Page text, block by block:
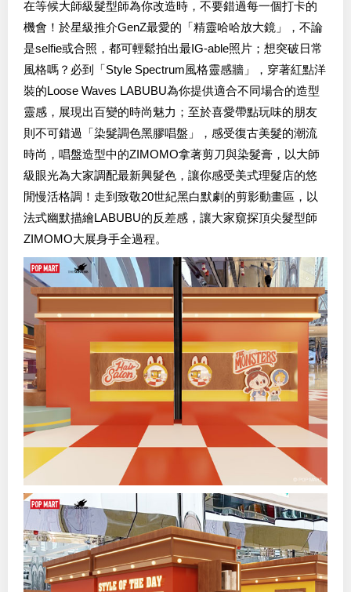
在等候大師級髮型師為你改造時，不要錯過每一個打卡的
機會！於星級推介GenZ最愛的「精靈哈哈放大鏡」，不論
是selfie或合照，都可輕鬆拍出最IG-able照片；想突破日常
風格嗎？必到「Style Spectrum風格靈感牆」，穿著紅點洋
裝的Loose Waves LABUBU為你提供適合不同場合的造型
靈感，展現出百變的時尚魅力；至於喜愛帶點玩味的朋友
則不可錯過「染髮調色黑膠唱盤」，感受復古美髮的潮流
時尚，唱盤造型中的ZIMOMO拿著剪刀與染髮膏，以大師
級眼光為大家調配最新興髮色，讓你感受美式理髮店的悠
閒慢活格調！走到致敬20世紀黑白默劇的剪影動畫區，以
法式幽默描繪LABUBU的反差感，讓大家窺探頂尖髮型師
ZIMOMO大展身手全過程。
訂閱《Like Magazine》最新資訊！
立即電郵訂閱Like Magazine E-News！
如選擇提交電郵，將代表閣下同意Like Magazine的私隱政策。
閣下亦可隨時按Like Magazine發出E-News之指示取消訂閱。